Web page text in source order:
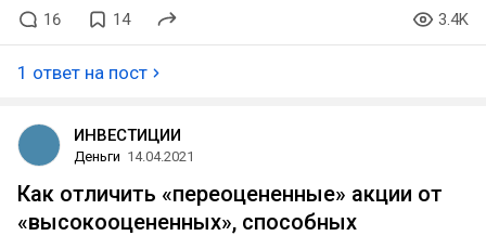
16 14 3.4K
1 ответ на пост
ИНВЕСТИЦИИ
Деньги 14.04.2021
Как отличить «переоцененные» акции от
«высокооцененных», способных